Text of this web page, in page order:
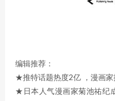
编辑推荐：
★推特话题热度2亿 ，漫画家
★日本人气漫画家菊池祐纪